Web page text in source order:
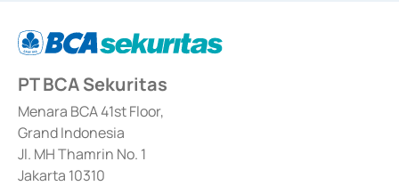
berdasarkan surat keputusan Otoritas Jasa Keuangan Nomor S-
67/PM.21/2017 tanggal 3 Februari 2017, dan beberapa izin usaha lainnya
Sertifikat Deposito di Pasar Uang yang izinnya diterbitkan pada tahun 2017
dan izin usaha lainnya dari Bank Indonesia sebagai Lembaga Pendukung
Penerbitan, Transaksi, serta Penatausahaan dan Penyelesaian Transaksi
Surat Berharga Komersial yang izinnya diterbitkan pada tahun 2018.
PT BCA Sekuritas
Menara BCA 41st Floor,
Grand Indonesia
Jl. MH Thamrin No. 1
Jakarta 10310